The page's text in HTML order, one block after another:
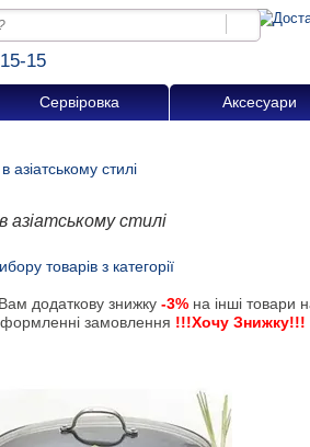
15
Сервіровка Аксесуари
азіатському стилі
товарів з категорії
додаткову знижку -3% на інші товари
замовлення !!!Хочу Знижку!!!